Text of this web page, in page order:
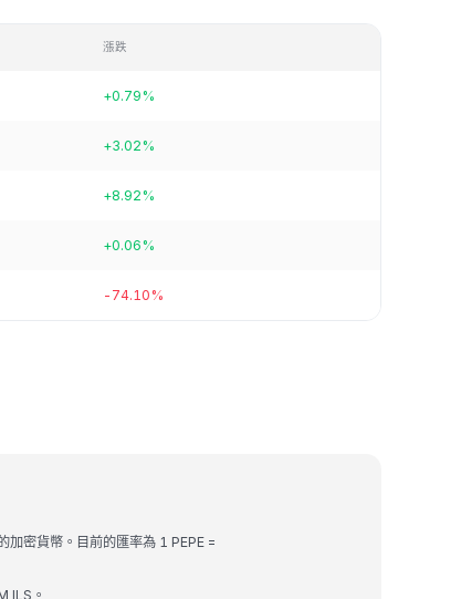
漲跌
+0.79%
+3.02%
+8.92%
+0.06%
-74.10%
密貨幣。目前的匯率為 1 PEPE =
ILS。